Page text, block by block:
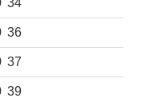
34
36
37
39